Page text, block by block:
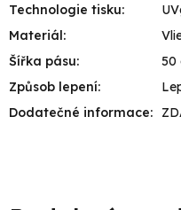
Technologie tisku:
Materiál:
Šířka pásu:
50
Způsob lepení:
Dodatečné informace: